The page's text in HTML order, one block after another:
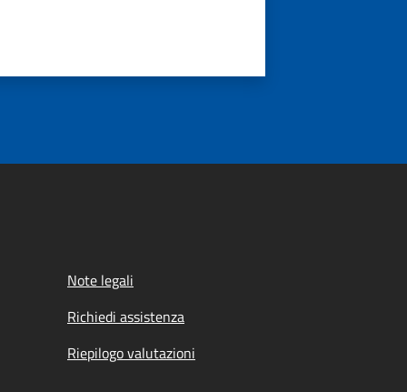
Note legali
Richiedi assistenza
Riepilogo valutazioni